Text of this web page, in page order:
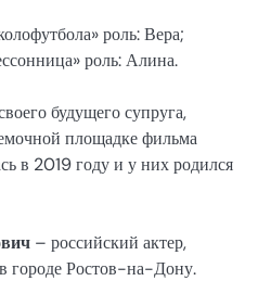
роль: Вера;
роль: Алина.
будущего супруга,
площадке фильма
в 2019 году и у них родился
– российский актер,
городе Ростов-на-Дону.